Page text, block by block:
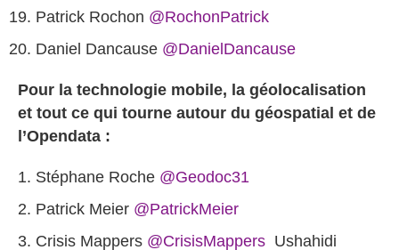
Patrick Rochon @RochonPatrick
Daniel Dancause @DanielDancause
Pour la technologie mobile, la géolocalisation
et tout ce qui tourne autour du géospatial et de
l’Opendata :
Stéphane Roche @Geodoc31
@PatrickMeier
@CrisisMappers Ushahidi